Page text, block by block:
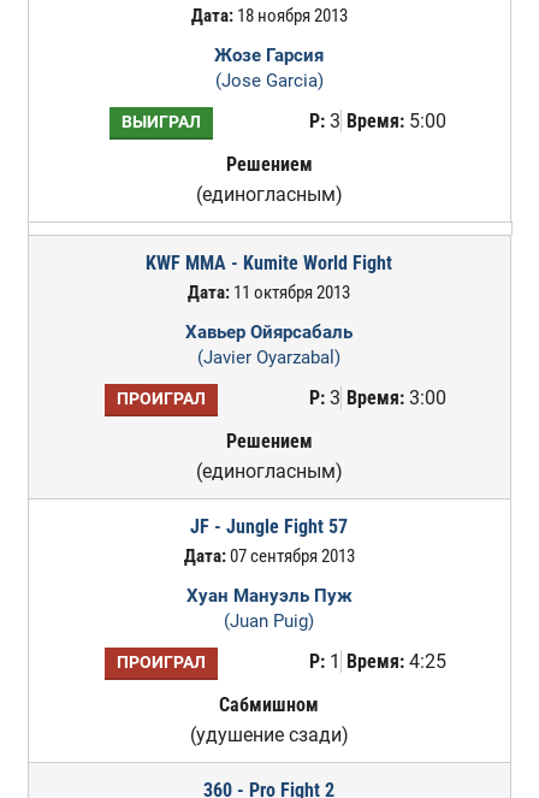
Дата:18 ноября 2013
Жозе Гарсия
(Jose Garcia)
ВЫИГРАЛ Р:3 Время:5:00
Решением
(единогласным)
KWF MMA - Kumite World Fight
Дата: 11 октября 2013
Хавьер Ойярсабаль
(Javier Oyarzabal)
ПРОИГРАЛ Р:3 Время:3:00
Решением
(единогласным)
JF - Jungle Fight 57
Дата:07 сентября 2013
Хуан Мануэль Пуж
(Juan Puig)
ПРОИГРАЛ Р:1 Время:4:25
Сабмишном
(удушение сзади)
360 - Pro Fight 2